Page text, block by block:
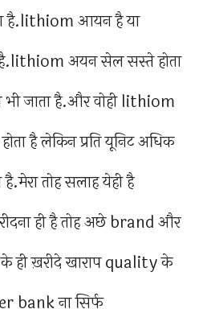
है.lithiom आयन है या
अयन सेल सस्ते होता
जाता है.और वोही lithiom
है लेकिन प्रति यूनिट अधिक
तोह सलाह येही है
ही है तोह अछे brand और
ही ख़रीदे खाराप quality के
bank ना सिर्फ